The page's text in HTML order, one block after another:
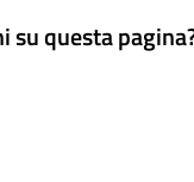
su questa